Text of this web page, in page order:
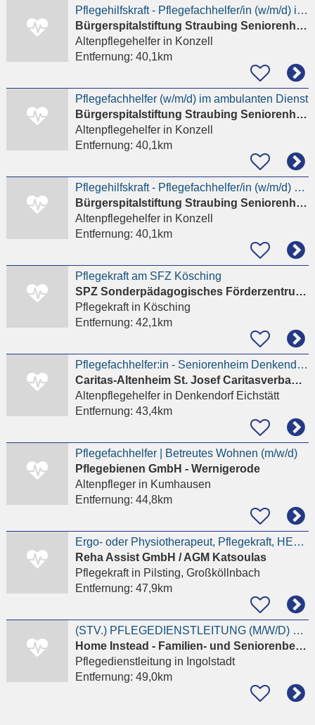
Pflegehilfskraft - Pflegefachhelfer/in (w/m/d) im Dauernachtdienst
Bürgerspitalstiftung Straubing Seniorenheim St. Nikola
Altenpflegehelferin Konzell
Entfernung: 40,1km
Pflegefachhelfer (w/m/d) im ambulanten Dienst
Bürgerspitalstiftung Straubing Seniorenheim St. Nikola
Altenpflegehelferin Konzell
Entfernung: 40,1km
Pflegehilfskraft - Pflegefachhelfer/in (w/m/d) stationär
Bürgerspitalstiftung Straubing Seniorenheim St. Nikola
Altenpflegehelferin Konzell
Entfernung: 40,1km
Pflegekraft am SFZ Kösching
SPZ Sonderpädagogisches Förderzentrum Kösching
Pflegekraftin Kösching
Entfernung: 42,1km
Pflegefachhelfer:in - Seniorenheim Denkendorf (m/w/d)
Caritas-Altenheim St. Josef Caritasverband für die Diözese Eichstätt e.V.
Altenpflegehelferin Denkendorf Eichstätt
Entfernung: 43,4km
Pflegefachhelfer | Betreutes Wohnen (m/w/d)
Pflegebienen GmbH - Wernigerode
Altenpflegerin Kumhausen
Entfernung: 44,8km
Ergo- oder Physiotherapeut, Pflegekraft, HEP m/w/d in Teilzeit als persönliche Assistenz gesucht!
Reha Assist GmbH / AGM Katsoulas
Pflegekraftin Pilsting, Großköllnbach
Entfernung: 47,9km
(STV.) PFLEGEDIENSTLEITUNG (M/W/D) VOLLZEIT / TEILZEIT
Home Instead - Familien- und Seniorenbetreuung Arend GmbH
Pflegedienstleitung in Ingolstadt
Entfernung: 49,0km